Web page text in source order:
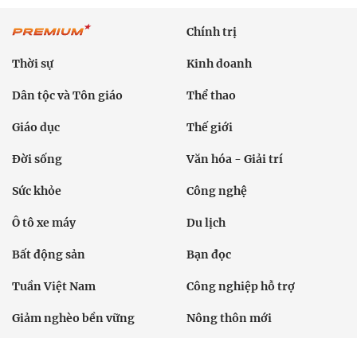
Chính trị
Thời sự Kinh doanh
Dân tộc và Tôn giáo Thể thao
Giáo dục Thế giới
Đời sống Văn hóa - Giải trí
Sức khỏe Công nghệ
Ô tô xe máy Du lịch
Bất động sản Bạn đọc
Tuần Việt Nam Công nghiệp hỗ trợ
Giảm nghèo bền vững Nông thôn mới